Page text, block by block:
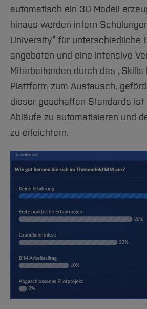
automatisch ein 3D-Modell
hinaus werden intern
University“ für unterschiedliche
angeboten und eine intensive
Mitarbeitenden durch das „Skills
Plattform zum Austausch,
dieser geschaffen Standards ist
Abläufe zu automatisieren und
zu erleichtern.